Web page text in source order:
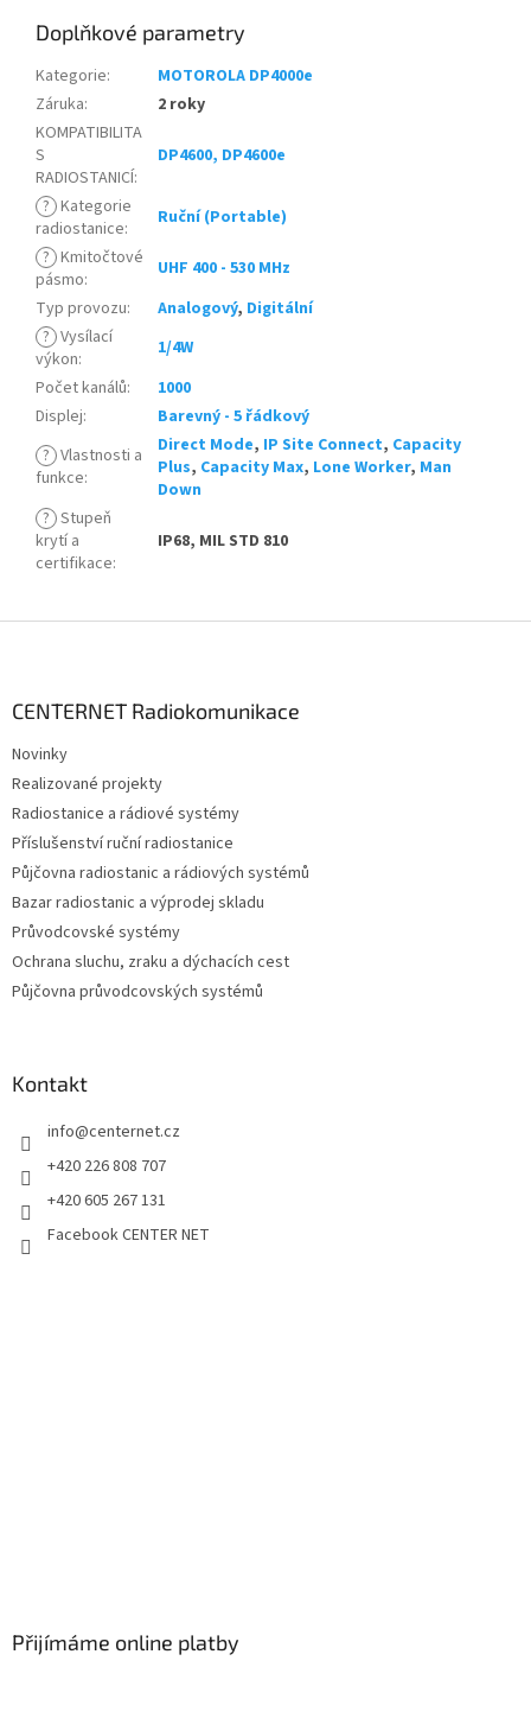
Doplňkové parametry
Kategorie:
MOTOROLA DP4000e
Záruka:
2 roky
KOMPATIBILITA
S
RADIOSTANICÍ:
DP4600, DP4600e
? Kategorie
radiostanice:
Ruční (Portable)
? Kmitočtové
pásmo:
UHF 400 - 530 MHz
Typ provozu: Analogový, Digitální
? Vysílací
výkon:
1/4W
Počet kanálů:
1000
Displej:
Barevný - 5 řádkový
? Vlastnosti a
funkce:
Direct Mode, IP Site Connect, Capacity
Plus, Capacity Max, Lone Worker, Man
Down
? Stupeň
krytí a
certifikace:
IP68, MIL STD 810
CENTERNET Radiokomunikace
Novinky
Realizované projekty
Radiostanice a rádiové systémy
Příslušenství ruční radiostanice
Půjčovna radiostanic a rádiových systémů
Bazar radiostanic a výprodej skladu
Průvodcovské systémy
Ochrana sluchu, zraku a dýchacích cest
Půjčovna průvodcovských systémů
Kontakt
info@centernet.cz
+420 226 808 707
+420 605 267 131
Facebook CENTER NET
Přijímáme online platby